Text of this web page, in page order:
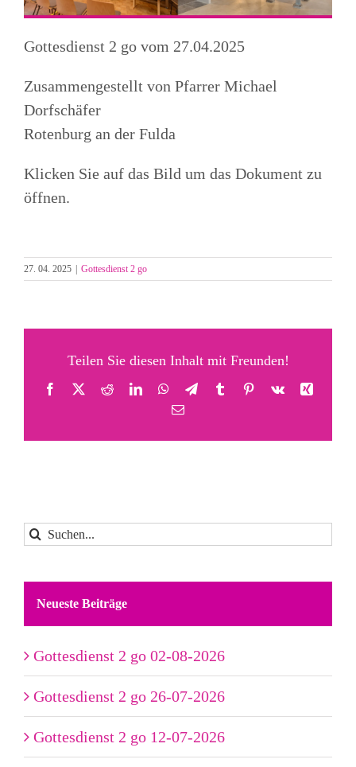
Gottesdienst 2 go vom 27.04.2025
Zusammengestellt von Pfarrer Michael
Dorfschäfer
Rotenburg an der Fulda
Klicken Sie auf das Bild um das Dokument zu
öffnen.
27. 04. 2025 Gottesdienst 2 go
Teilen Sie diesen Inhalt mit Freunden!
Facebook
X RedditLinkedInWhatsApp
TelegramTumblrPinterest
Vk
Xing
E-
Suche
Neueste Beiträge
Gottesdienst 2 go 02-08-2026
Gottesdienst 2 go 26-07-2026
Gottesdienst 2 go 12-07-2026